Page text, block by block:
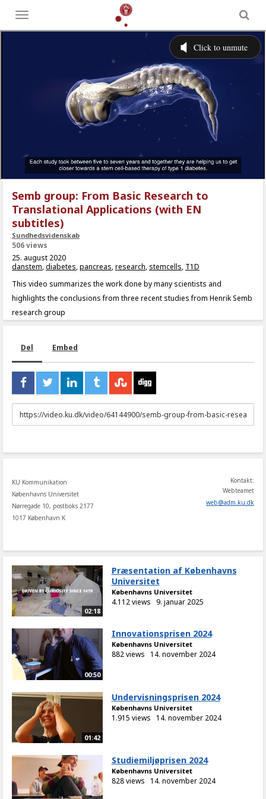
Toggle
menu
Semb group: From Basic Research to
Translational Applications (with EN
subtitles)
Sundhedsvidenskab
506 views
25. august 2020
danstem,diabetes,pancreas,research, stemcells, T1D
This video summarizes the work done by many scientists and
highlights the conclusions from three recent studies from Henrik Semb
research group
Del Embed
URL
to
KU Kommunikation
Københavns Universitet
Nørregade 10, postboks 2177
1017 København K
Kontakt:
Webteamet
web@adm.ku.dk
02:18
Præsentation af Københavns
Universitet
Københavns Universitet
4.112 views 9. januar 2025
00:50
Innovationsprisen 2024
Københavns Universitet
882 views 14. november 2024
01:42
Undervisningsprisen 2024
Københavns Universitet
1.915 views 14. november 2024
Studiemiljøprisen 2024
Københavns Universitet
828 views 14. november 2024